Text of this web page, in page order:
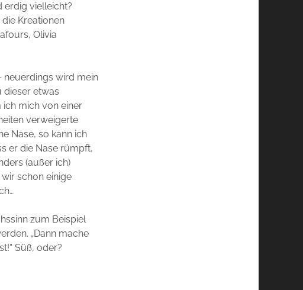
erdig vielleicht?
Kreationen
Olivia
neuerdings wird mein
dieser etwas
mich von einer
verweigerte
Nase, so kann ich
er die Nase rümpft,
(außer ich)
schon einige
zum Beispiel
„Dann mache
Süß, oder?